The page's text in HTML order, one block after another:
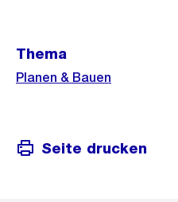
Informationen
Thema
Planen & Bauen
Seite drucken